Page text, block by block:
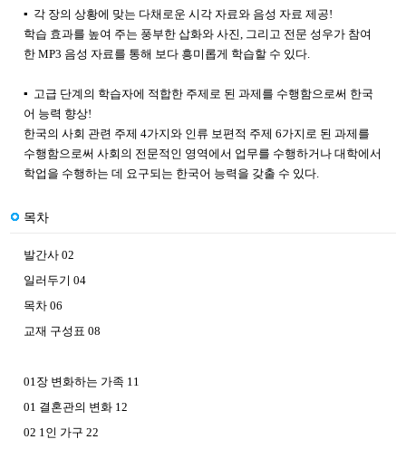
▪ 각 장의 상황에 맞는 다채로운 시각 자료와 음성 자료 제공!
학습 효과를 높여 주는 풍부한 삽화와 사진, 그리고 전문 성우가 참여
한 MP3 음성 자료를 통해 보다 흥미롭게 학습할 수 있다.
▪ 고급 단계의 학습자에 적합한 주제로 된 과제를 수행함으로써 한국
어 능력 향상!
한국의 사회 관련 주제 4가지와 인류 보편적 주제 6가지로 된 과제를
수행함으로써 사회의 전문적인 영역에서 업무를 수행하거나 대학에서
학업을 수행하는 데 요구되는 한국어 능력을 갖출 수 있다.
목차
발간사 02
일러두기 04
목차 06
교재 구성표 08
01장 변화하는 가족 11
01 결혼관의 변화 12
02 1인 가구 22